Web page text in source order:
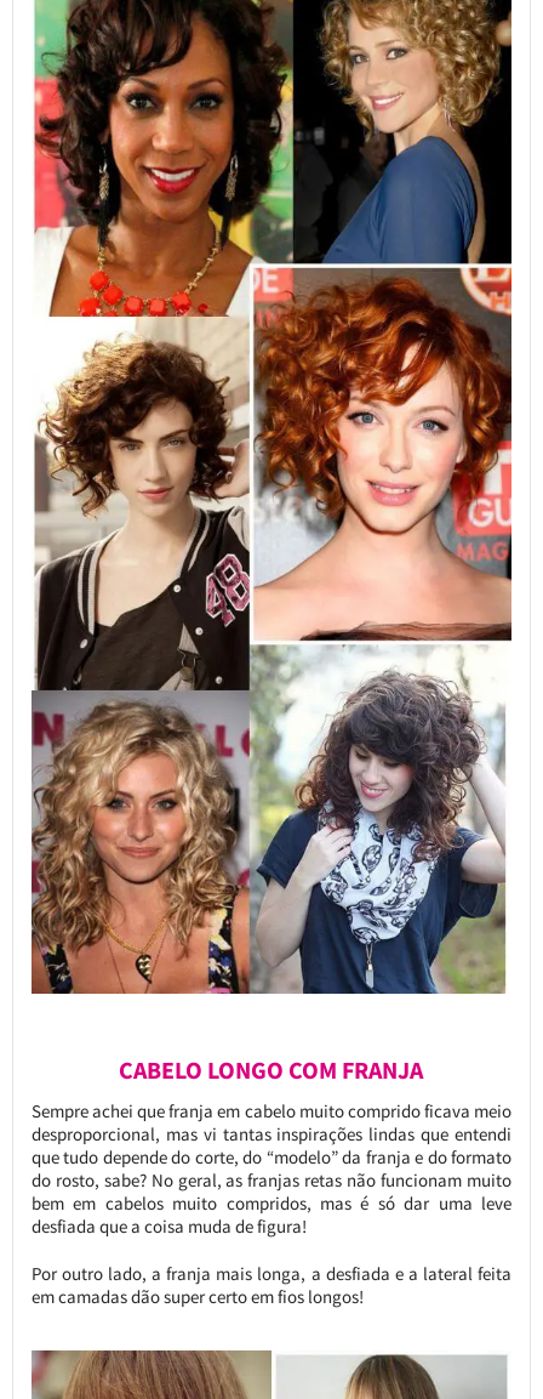
CABELO LONGO COM FRANJA
Sempre achei que franja em cabelo muito comprido ficava meio
desproporcional, mas vi tantas inspirações lindas que entendi
que tudo depende do corte, do “modelo” da franja e do formato
do rosto, sabe? No geral, as franjas retas não funcionam muito
bem em cabelos muito compridos, mas é só dar uma leve
desfiada que a coisa muda de figura!
Por outro lado, a franja mais longa, a desfiada e a lateral feita
em camadas dão super certo em fios longos!